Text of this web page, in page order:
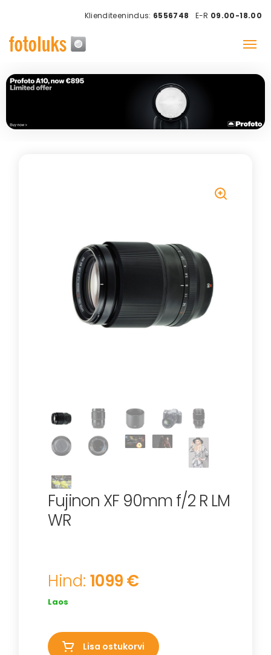
Klienditeenindus: 6556748 E-R 09.00-18.00
Fujinon XF 90mm f/2 R LM
WR
Hind: 1099 €
Laos
Lisa ostukorvi